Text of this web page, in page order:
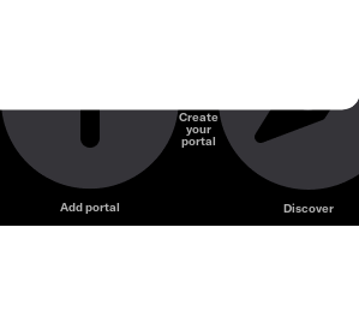
hàng món Việt Bắc Bộ với không
chất Hà Nội.
Add portal
Create
your
portal
Discover